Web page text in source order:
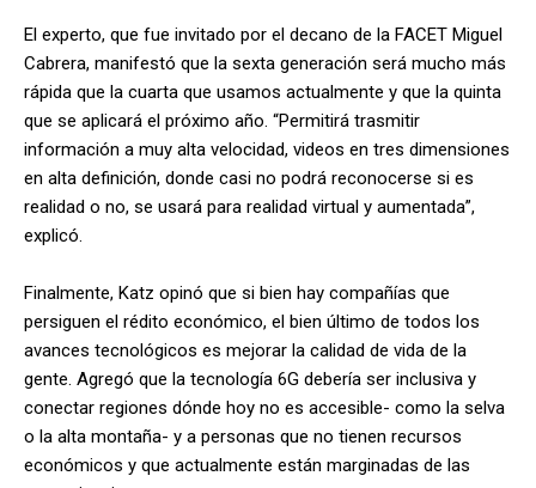
El experto, que fue invitado por el decano de la FACET Miguel
Cabrera, manifestó que la sexta generación será mucho más
rápida que la cuarta que usamos actualmente y que la quinta
que se aplicará el próximo año. “Permitirá trasmitir
información a muy alta velocidad, videos en tres dimensiones
en alta definición, donde casi no podrá reconocerse si es
realidad o no, se usará para realidad virtual y aumentada”,
explicó.
Finalmente, Katz opinó que si bien hay compañías que
persiguen el rédito económico, el bien último de todos los
avances tecnológicos es mejorar la calidad de vida de la
gente. Agregó que la tecnología 6G debería ser inclusiva y
conectar regiones dónde hoy no es accesible- como la selva
o la alta montaña- y a personas que no tienen recursos
económicos y que actualmente están marginadas de las